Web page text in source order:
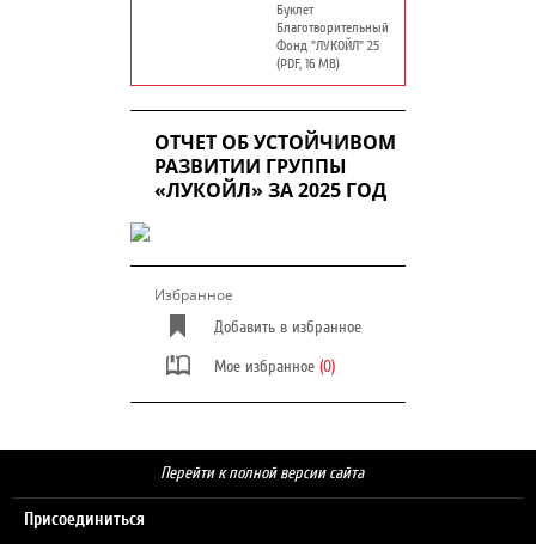
Буклет
Благотворительный
Фонд "ЛУКОЙЛ" 25
лет
(PDF, 16 MB)
ОТЧЕТ ОБ УСТОЙЧИВОМ
РАЗВИТИИ ГРУППЫ
«ЛУКОЙЛ» ЗА 2025 ГОД
Избранное
Добавить в избранное
Мое избранное (0)
Перейти к полной версии сайта
Присоединиться